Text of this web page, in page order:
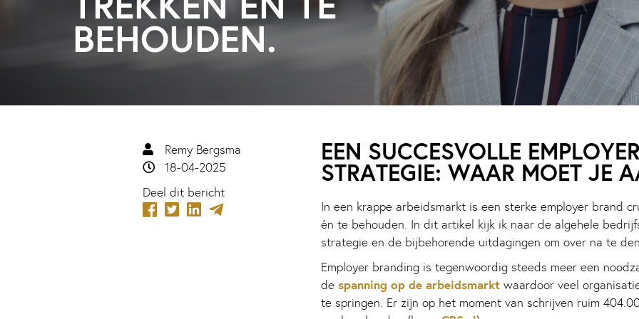
BEHOUDEN.
Remy Bergsma
18-04-2025
Deel dit bericht
EEN SUCCESVOLLE
STRATEGIE: WAAR MOET JE
In een krappe arbeidsmarkt is een sterke employer brand
én te behouden. In dit artikel kijk ik naar de algehele
strategie en de bijbehorende uitdagingen om over na te
Employer branding is tegenwoordig steeds meer een
de spanning op de arbeidsmarktwaardoor veel
te springen. Er zijn op het moment van schrijven ruim